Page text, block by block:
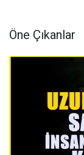
Öne Çıkanlar